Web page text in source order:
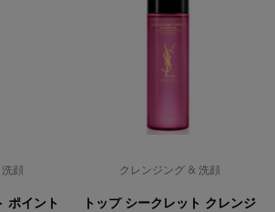
顔
ポイント
クレンジング & 洗顔
トップ シークレット クレンジ